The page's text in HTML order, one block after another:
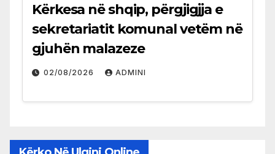
Kërkesa në shqip, përgjigjja e
sekretariatit komunal vetëm në
gjuhën malazeze
02/08/2026 ADMINI